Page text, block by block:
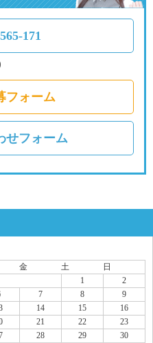
171
フォーム
せフォーム
金 土
日
1
2
7 8
9
14 15
16
21 22
23
28 29
30